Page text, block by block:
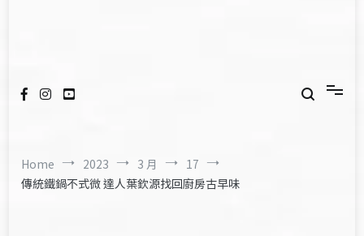
Home 2023 3 月
17
傳統鐵鍋不式微 達人葉欽源找回廚房古早味